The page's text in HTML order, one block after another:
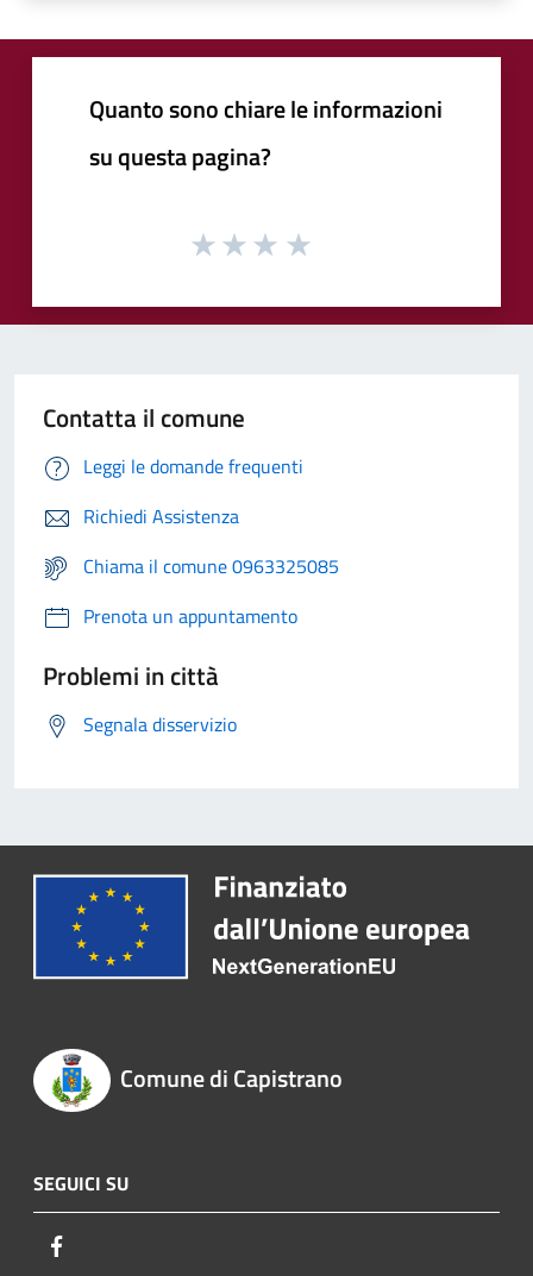
Quanto sono chiare le informazioni
su questa pagina?
Contatta il comune
Leggi le domande frequenti
Richiedi Assistenza
Chiama il comune 0963325085
Prenota un appuntamento
Problemi in città
Segnala disservizio
Comune di Capistrano
SEGUICI SU